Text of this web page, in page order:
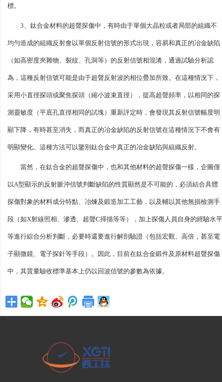
標。
3、鈦合金材料的超聲探傷中，有時由于單個大晶粒或者局部的組織不
均勻造成的組織反射會以單個反射信號的形式出現，容易和真正的冶金缺陷
（如高密度夾雜物、裂紋、孔洞等）的反射信號相混淆，通過試驗分析認
為，這種反射信號可能是由于超聲反射波的相位疊加所致。在這種情況下，
采用小直徑探頭或聚焦探頭（縮小波束直徑），提高超聲頻率，以相同的探
測靈敏度（平底孔直徑相同的試塊）重新評定時，會發現其反射信號幅度明
顯下降，有時甚至消失，而真正的冶金缺陷的反射信號在這種情況下不會有
明顯變化。這種方法可以鑒別鈦合金中真正的冶金缺陷與組織反射。
當然，在鈦合金的超聲探傷中，也和其他材料的超聲探傷一樣，企圖僅
以A型顯示的反射脈沖信號判斷缺陷的性質顯然是不可能的，必須結合具體
探傷對象的材料成分特點、冶煉及鍛造加工工藝，以及輔以其他無損檢測手
段（如X射線照相、滲透、超聲C掃描等等），加上探傷人員自身的經驗水
等進行綜合分析判斷，必要時還要進行解剖驗證（包括宏觀、高倍，甚至電
子顯微鏡、電子探針等手段）。因此，目前在鈦合金鍛件及原材料超聲探傷
中，其質量驗收標準基本上仍以回波信號的參數為依據。